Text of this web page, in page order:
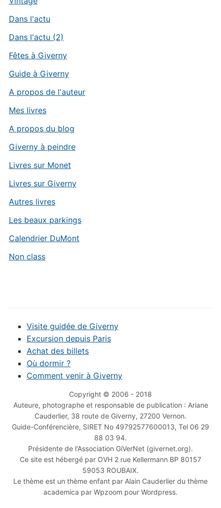
Dans l'actu
Dans l'actu (2)
Fêtes à Giverny
Guide à Giverny
A propos de l'auteur
Mes livres
A propos du blog
Giverny à peindre
Livres sur Monet
Livres sur Giverny
Autres livres
Les beaux parkings
Calendrier DuMont
Non class
Visite guidée de Giverny
Excursion depuis Paris
Achat des billets
Où dormir ?
Comment venir à Giverny
Copyright © 2006 - 2018
Auteure, photographe et responsable de publication : Ariane
Cauderlier, 38 route de Giverny, 27200 Vernon.
Guide-Conférencière, SIRET No 49792577600013, Tel 06 29
88 03 94.
Présidente de l'Association GiVerNet (givernet.org).
Ce site est hébergé par OVH 2 rue Kellermann BP 80157
59053 ROUBAIX.
Le thème est un thème enfant par Alain Cauderlier du thème
academica par Wpzoom pour Wordpress.